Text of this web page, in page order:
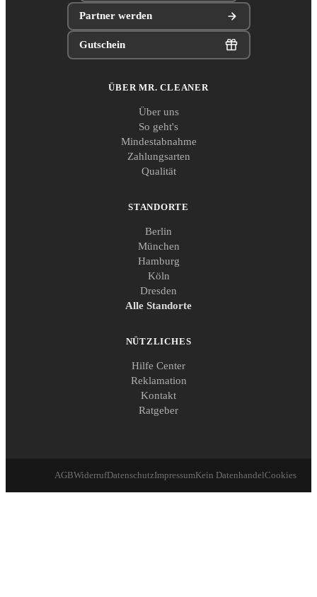
Partner werden
Gutschein
ÜBER MR. CLEANER
Über uns
So geht's
Mindestabnahme
Zahlungsarten
Qualität
STANDORTE
Berlin
München
Hamburg
Köln
Dresden
Alle Standorte
NÜTZLICHES
Hilfe Center
Reklamation
Kontakt
Ratgeber
AGBWiderrufDatenschutzImpressumKein DatenhandelCookies